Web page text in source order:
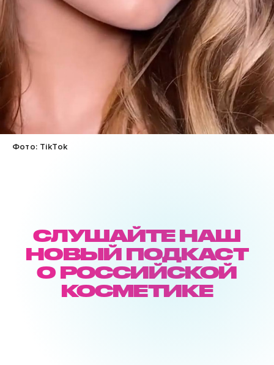
Фото: TikTok
СЛУШАЙТЕ НАШ
НОВЫЙ ПОДКАСТ
О РОССИЙСКОЙ
КОСМЕТИКЕ